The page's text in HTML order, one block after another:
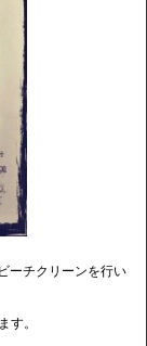
ーチクリーンを行い
す。